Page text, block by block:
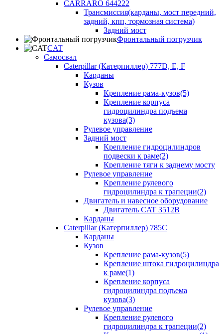
CARRARO 644222
Трансмиссия(карданы, мост передний,
задний, кпп, тормозная система)
Задний мост
Фронтальный погрузчик
CAT
Самосвал
Caterpillar (Катерпиллер) 777D, E, F
Карданы
Кузов
Крепление рама-кузов(5)
Крепление корпуса
гидроцилиндра подъема
кузова(3)
Рулевое управление
Задний мост
Крепление гидроцилиндров
подвески к раме(2)
Крепление тяги к заднему мосту
Рулевое управление
Крепление рулевого
гидроцилиндра к трапеции(2)
Двигатель и навесное оборудование
Двигатель CAT 3512B
Карданы
Caterpillar (Катерпиллер) 785C
Карданы
Кузов
Крепление рама-кузов(5)
Крепление штока гидроцилиндра
к раме(1)
Крепление корпуса
гидроцилиндра подъема
кузова(3)
Рулевое управление
Крепление рулевого
гидроцилиндра к трапеции(2)